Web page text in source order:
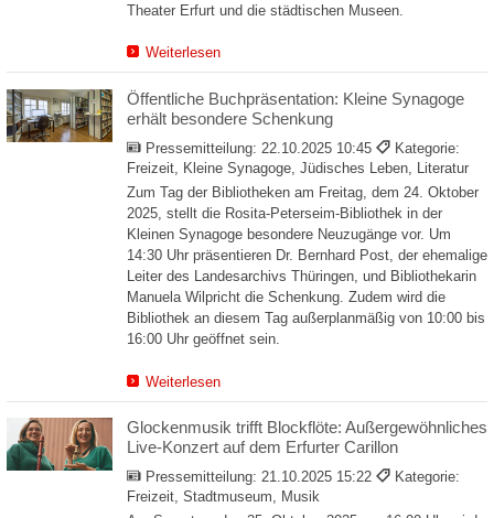
Theater Erfurt und die städtischen Museen.
Weiterlesen
Öffentliche Buchpräsentation: Kleine Synagoge
erhält besondere Schenkung
Pressemitteilung: 22.10.2025 10:45
Kategorie:
Freizeit, Kleine Synagoge, Jüdisches Leben, Literatur
Zum Tag der Bibliotheken am Freitag, dem 24. Oktober
2025, stellt die Rosita-Peterseim-Bibliothek in der
Kleinen Synagoge besondere Neuzugänge vor. Um
14:30 Uhr präsentieren Dr. Bernhard Post, der ehemalige
Leiter des Landesarchivs Thüringen, und Bibliothekarin
Manuela Wilpricht die Schenkung. Zudem wird die
Bibliothek an diesem Tag außerplanmäßig von 10:00 bis
16:00 Uhr geöffnet sein.
Weiterlesen
Glockenmusik trifft Blockflöte: Außergewöhnliches
Live-Konzert auf dem Erfurter Carillon
Pressemitteilung: 21.10.2025 15:22
Kategorie:
Freizeit, Stadtmuseum, Musik